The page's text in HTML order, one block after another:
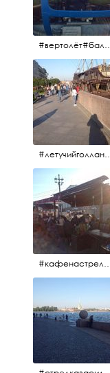
#вертолёт#балтийскиеавиалинии